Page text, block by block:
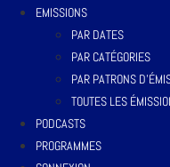
EMISSIONS
PAR DATES
PAR CATÉGORIES
PAR PATRONS
TOUTES LES
PODCASTS
PROGRAMMES